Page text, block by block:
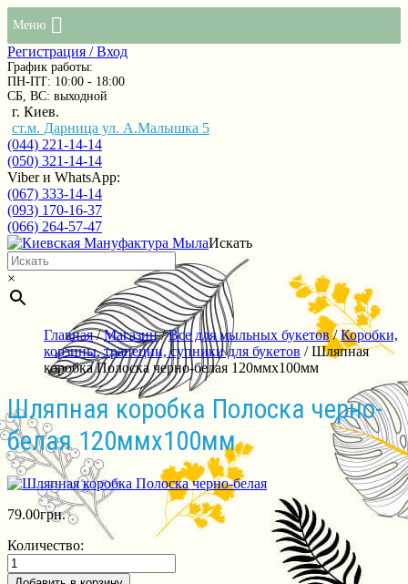
Меню
Регистрация / Вход
График работы:
ПН-ПТ: 10:00 - 18:00
СБ, ВС: выходной
г. Киев.
ст.м. Дарница ул. А.Малышка 5
(044) 221-14-14
(050) 321-14-14
Viber и WhatsApp:
(067) 333-14-14
(093) 170-16-37
(066) 264-57-47
Искать
×
Главная/Магазин/Все для мыльных букетов/Коробки,
корзины, трапеции, супники для букетов / Шляпная
коробка Полоска черно-белая 120ммх100мм
Шляпная коробка Полоска черно-
белая 120ммх100мм
79.00грн.
Количество: